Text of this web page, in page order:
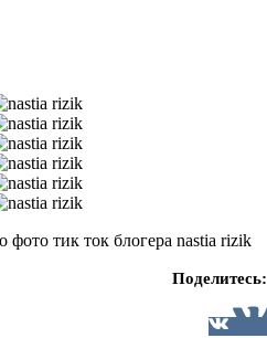
фото тик ток блогера nastia rizik
Поделитесь: